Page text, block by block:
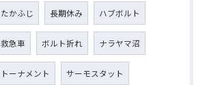
たかふじ 長期休み ハブボルト
救急車 ボルト折れ ナラヤマ沼
トーナメント サーモスタット